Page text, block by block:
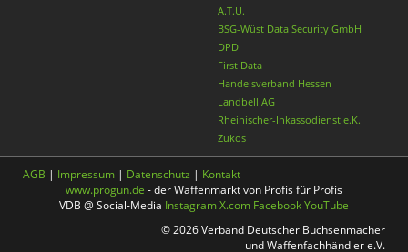
A.T.U.
BSG-Wüst Data Security GmbH
DPD
First Data
Handelsverband Hessen
Landbell AG
Rheinischer-Inkassodienst e.K.
Zukos
AGB | Impressum | Datenschutz | Kontakt
www.progun.de - der Waffenmarkt von Profis für Profis
VDB @ Social-Media InstagramX.com FacebookYouTube
© 2026 Verband Deutscher Büchsenmacher
und Waffenfachhändler e.V.